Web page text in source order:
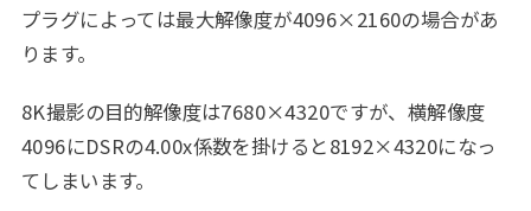
プラグによっては最大解像度が4096×2160の場合があ
ります。
8K撮影の目的解像度は7680×4320ですが、横解像度
4096にDSRの4.00x係数を掛けると8192×4320になっ
てしまいます。